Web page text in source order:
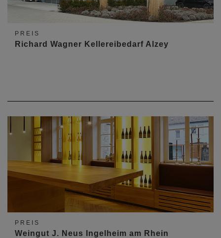
PREIS
Richard Wagner Kellereibedarf Alzey
PREIS
Weingut J. Neus Ingelheim am Rhein